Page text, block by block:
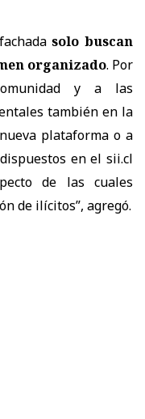
solo buscan
organizado. Por
y a las
también en la
plataforma o a
en el sii.cl
de las cuales
de ilícitos”, agregó.